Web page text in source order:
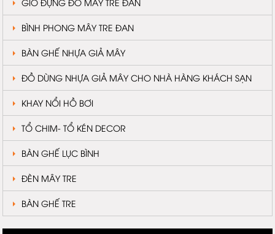
GIỎ ĐỰNG ĐỒ MÂY TRE ĐAN
BÌNH PHONG MÂY TRE ĐAN
BÀN GHẾ NHỰA GIẢ MÂY
ĐỒ DÙNG NHỰA GIẢ MÂY CHO NHÀ HÀNG KHÁCH SẠN
KHAY NỔI HỒ BƠI
TỔ CHIM- TỔ KÉN DECOR
BÀN GHẾ LỤC BÌNH
ĐÈN MÂY TRE
BÀN GHẾ TRE